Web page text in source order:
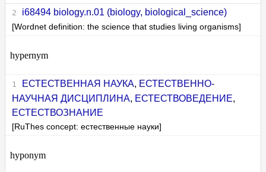
i68494 biology.n.01 (biology, biological_science)
[Wordnet definition: the science that studies living organisms]
hypernym
ЕСТЕСТВЕННАЯ НАУКА, ЕСТЕСТВЕННО-
НАУЧНАЯ ДИСЦИПЛИНА, ЕСТЕСТВОВЕДЕНИЕ,
ЕСТЕСТВОЗНАНИЕ
[RuThes concept: естественные науки]
hyponym